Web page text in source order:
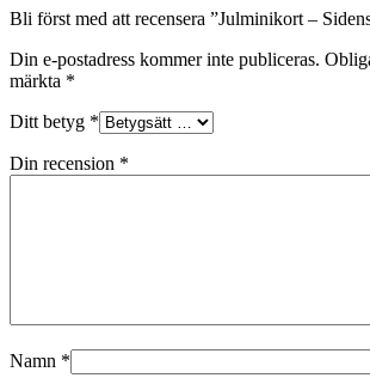
Bli först med att recensera ”Julminikort –
Din e-postadress kommer inte publiceras.
märkta *
Ditt betyg *
Din recension *
Namn *